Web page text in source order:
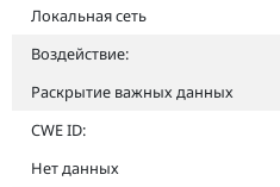
Локальная сеть
Воздействие:
Раскрытие важных данных
CWE ID:
Нет данных